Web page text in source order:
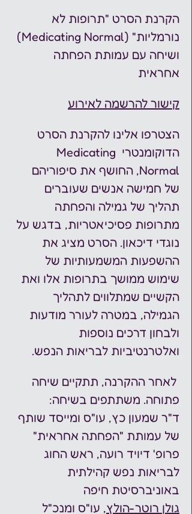
הקרנת הסרט "תרופות לא
נורמליות" (Medicating Normal)
ושיחה עם עמותת הפחתה
אחראית
קישור להרשמה לאירוע
הצטרפו אלינו להקרנת הסרט
הדוקומנטרי Medicating
Normal, החושף את סיפוריהם
של חמישה אנשים שעוברים
תהליך של גמילה והפחתה
מתרופות פסיכיאטריות, בדגש על
נוגדי דיכאון. הסרט מציג את
ההשפעות המשמעותיות של
שימוש ממושך בתרופות אלו ואת
הקשיים שמתלווים לתהליך
הגמילה, במטרה לעורר מודעות
ולבחון דרכים נוספות
ואלטרנטיביות לבריאות הנפש.
לאחר ההקרנה, תתקיים שיחה
פתוחה. משתתפים בשיחה:
ד"ר שמעון כץ, עו"ס ומייסד שותף
של עמותת "הפחתה אחראית"
פרופ' דיויד רועה, ראש החוג
לבריאות נפש קהילתית
באוניברסיטת חיפה
גולן רוטר-הולץ, עו"ס ומנכ"ל